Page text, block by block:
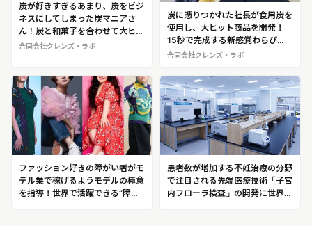
炭が好きすぎるあまり、炭をビジ
ネスにしてしまった炭マニアさ
ん！炭と和菓子を合わせて大ヒッ
ト！唯一無二の食用炭を開発！合
合同会社クレンズ・ラボ
炭に憑りつかれた社長が食用炭を
使用し、大ヒット商品を開発！
15秒で完成する新感覚わらび
餅！SNSでも話題になった黒い
表 加藤 敏幸（かとう・としゆ
き）※大ヒット商品の開発者とし
て、加藤氏への取材が可能です
合同会社クレンズ・ラボ
ファッション好きの障がい者がモ
デル業で稼げるようモデルの極意
を指導！世界で活躍できる“障が
患者数が増加する不妊治療の分野
で注目される先端医療技術「子宮
内フローラ検査」の開発に世界で